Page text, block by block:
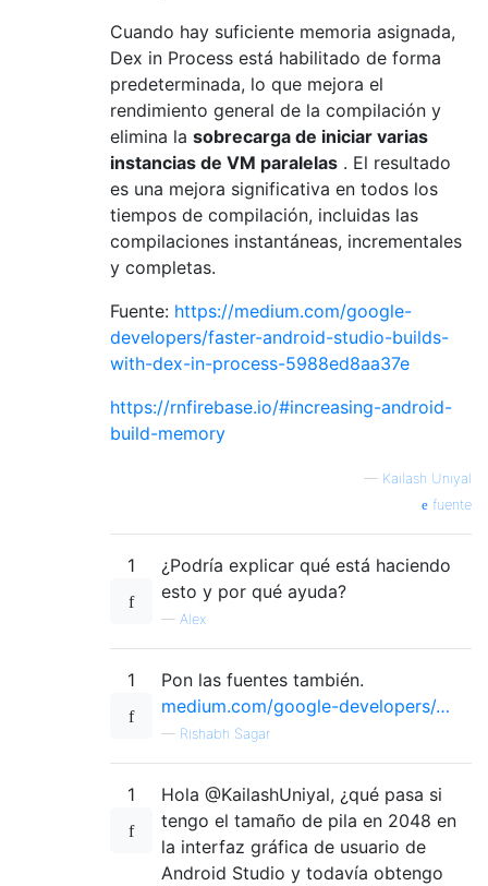
Cuando hay suficiente memoria asignada,
Dex in Process está habilitado de forma
predeterminada, lo que mejora el
rendimiento general de la compilación y
elimina la sobrecarga de iniciar varias
instancias de VM paralelas . El resultado
es una mejora significativa en todos los
tiempos de compilación, incluidas las
compilaciones instantáneas, incrementales
y completas.
Fuente: https://medium.com/google-
developers/faster-android-studio-builds-
with-dex-in-process-5988ed8aa37e
https://rnfirebase.io/#increasing-android-
build-memory
— Kailash Uniyal
fuente
1
¿Podría explicar qué está haciendo
esto y por qué ayuda?
— Alex
1
Pon las fuentes también.
medium.com/google-developers/…
— Rishabh Sagar
1
Hola @KailashUniyal, ¿qué pasa si
tengo el tamaño de pila en 2048 en
la interfaz gráfica de usuario de
Android Studio y todavía obtengo